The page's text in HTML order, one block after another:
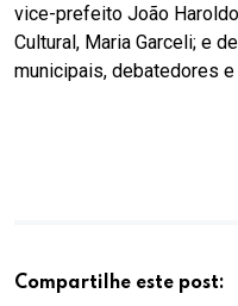
vice-prefeito João
Cultural, Maria Garceli; e
municipais, debatedores
Compartilhe este post: